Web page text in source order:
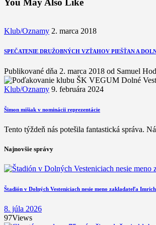
You May Also Like
Klub/Oznamy 2. marca 2018
SPEČATENIE DRUŽOBNÝCH VZŤAHOV PIEŠŤAN A
Publikované dňa 2. marca 2018 od Samuel
Klub/Oznamy 9. februára 2024
Šimon mišiak v nominácii reprezentácie
Tento týždeň nás potešila fantastická správa.
Najnovšie správy
Štadión v Dolných Vesteniciach nesie meno zakladateľa
8. júla 2026
97Views